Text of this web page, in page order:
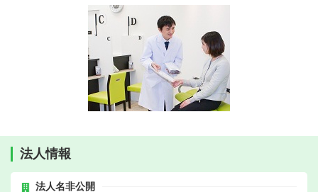
法人情報
法人名非公開